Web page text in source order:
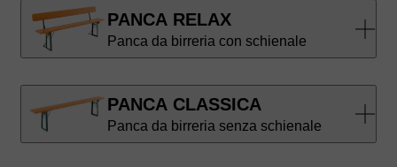
PANCA RELAX
Panca da birreria con schienale
PANCA CLASSICA
Panca da birreria senza schienale